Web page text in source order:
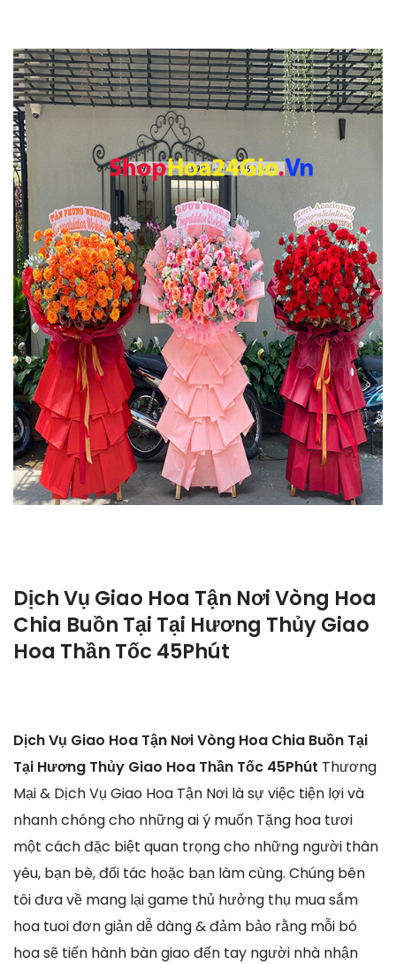
Dịch Vụ Giao Hoa Tận Nơi Vòng Hoa
Chia Buồn Tại Tại Hương Thủy Giao
Hoa Thần Tốc 45Phút
Dịch Vụ Giao Hoa Tận Nơi Vòng Hoa Chia Buồn Tại
Tại Hương Thủy Giao Hoa Thần Tốc 45Phút Thương
Mại & Dịch Vụ Giao Hoa Tận Nơi là sự việc tiện lợi và
nhanh chóng cho những ai ý muốn Tặng hoa tươi
một cách đặc biệt quan trọng cho những người thân
yêu, bạn bè, đối tác hoặc bạn làm cùng. Chúng bên
tôi đưa về mang lại game thủ hưởng thụ mua sắm
hoa tuoi đơn giản dễ dàng & đảm bảo rằng mỗi bó
hoa sẽ tiến hành bàn giao đến tay người nhà nhận